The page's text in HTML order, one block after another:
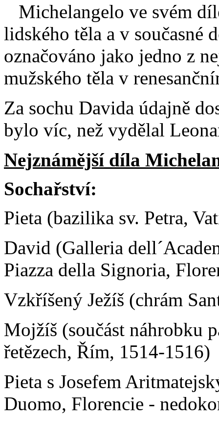
Michelangelo ve svém
lidského těla a v současné
označováno jako jedno z
mužského těla v
Za sochu Davida údajně
bylo víc, než vydělal
Nejznámější díla
Sochařství:
Pieta (bazilika sv. Petra,
David (Galleria
Piazza della Signoria,
Vzkříšený Ježíš (chrám
Mojžíš (součást náhrobku
řetězech, Řím, 1514-1516)
Pieta s Josefem
Duomo, Florencie -